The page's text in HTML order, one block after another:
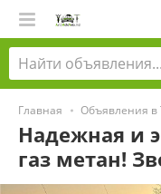
Главная Объявления в
Надежная и
газ метан!